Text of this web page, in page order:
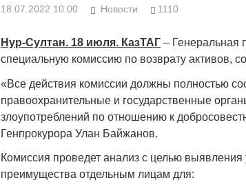
18.07.2022 10:00 Новости 1110
Нур-Султан. 18 июля. КазТАГ – Генеральная
специальную комиссию по возврату активов,
«Все действия комиссии должны полностью
правоохранительные и государственные
злоупотреблений по отношению к
Генпрокурора Улан Байжанов.
Комиссия проведет анализ с целью
преимущества отдельным лицам для:
Народ выбрал
17.10.2024 17:00